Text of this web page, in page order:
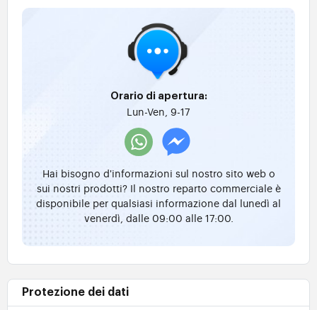
Orario di apertura:
Lun-Ven, 9-17
Hai bisogno d'informazioni sul nostro sito web o
sui nostri prodotti? Il nostro reparto commerciale è
disponibile per qualsiasi informazione dal lunedì al
venerdì, dalle 09:00 alle 17:00.
Protezione dei dati